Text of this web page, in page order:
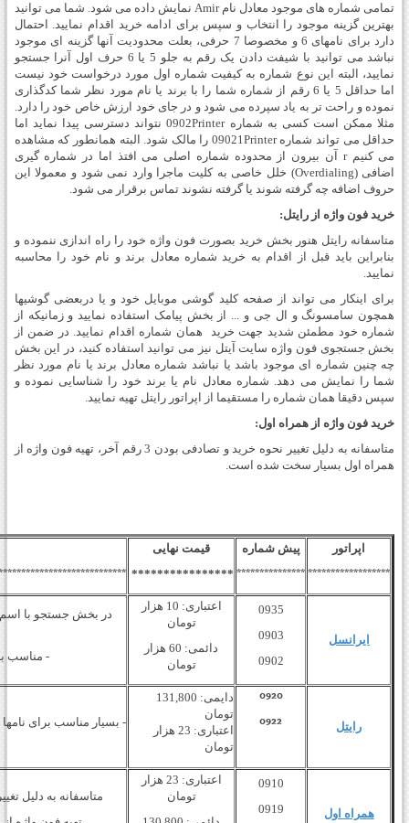
تمامی شماره های موجود معادل نام Amir نمایش داده می شود. شما می توانید
بهترین گزینه موجود را انتخاب و سپس برای ادامه خرید اقدام نمایید. احتمال
دارد برای نامهای 6 و مخصوصا 7 حرفی، بعلت محدودیت آنها گزینه ای موجود
نباشد می توانید با شیفت دادن یک رقم به جلو 5 یا 6 حرف اول آنرا جستجو
نمایید، البته این نوع شماره به کیفیت شماره اول مورد درخواست خود نیست
اما حداقل 5 یا 6 رقم از شماره شما را با برند یا نام مورد نظر شما کدگذاری
نموده و راحت تر به یاد سپرده می شود و در جای خود ارزش خاص خود را دارد.
مثلا ممکن است کسی به شماره 0902Printer نتواند دسترسی پیدا نماید اما
حداقل می تواند شماره 09021Printer را مالک شود. البته همانطور که مشاهده
می کنیم
r آن بیرون از محدوده شماره اصلی می افتذ اما در شماره گیری
اضافی (Overdialing) خلل خاصی به کلیت ماجرا وارد نمی شود و معمولا این
حروف اضافه چه گرفته شوند یا گرفته نشوند تماس برقرار می شود.
خرید فون واژه از رایتل:
متاسفانه رایتل هنور بخش خرید بصورت فون واژه خود را راه اندازی ننموده و
بنابراین باید قبل از اقدام به خرید شماره معادل برند و نام خود را محاسبه
نمایید.
برای اینکار می تواند از صفحه کلید گوشی موبایل خود و یا دربعضی گوشیها
همچون سامسونگ و ال جی و ... از بخش پیامک استفاده نمایید و زمانیکه از
شماره خود مطمئن شدید جهت خرید همان شماره اقدام نمایید. در ضمن از
بخش جستجوی فون واژه سایت آیتل نیز می توانید استفاده کنید، در این بخش
چه چنین شماره ای موجود باشد یا نباشد شماره معادل برند یا نام مورد نظر
شما را نمایش می دهد. شماره معادل نام یا برند خود را شناسایی نموده و
سپس دقیقا همان شماره را مستقیما از اپراتور رایتل تهیه نمایید.
خرید فون واژه از همراه اول:
متاسفانه به دلیل تغییر نحوه خرید و تصادفی بودن 3 رقم آخر، تهیه فون واژه از
همراه اول بسیار سخت شده است.
اپراتور
******************
پیش شماره
***************
قیمت نهایی
****************
ایرانسل
0935
0903
0902
اعتباری: 10 هزار
تومان
دائمی: 60 هزار
تومان
در بخش جستجو با اسم
- مناسب
رایتل
0920
0922
دایمی: 131,800
تومان
اعتباری: 23 هزار
تومان
- بسیار مناسب برای نامها و
همراه اول
0910
0919
اعتباری: 23 هزار
تومان
متاسفانه به دلیل تغییر